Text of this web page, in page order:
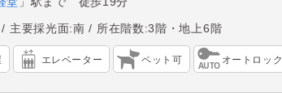
主要採光面:南 所在階数:3階・地上6階
エレベーター ペット可 オートロック